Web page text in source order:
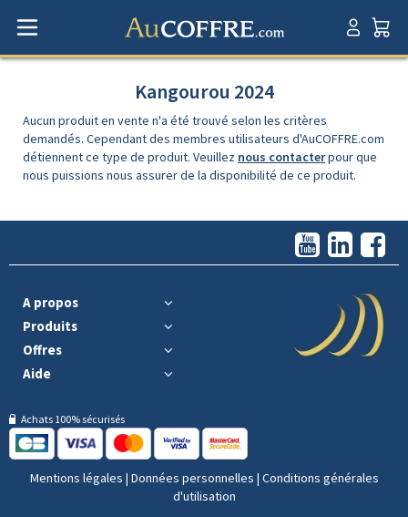
Kangourou 2024
Aucun produit en vente n'a été trouvé selon les critères
demandés. Cependant des membres utilisateurs d'AuCOFFRE.com
détiennent ce type de produit. Veuillez nous contacterpour que
nous puissions nous assurer de la disponibilité de ce produit.
A propos
Produits
Offres
Aide
Achats 100% sécurisés
Mentions légales | Données personnelles | Conditions générales
d'utilisation